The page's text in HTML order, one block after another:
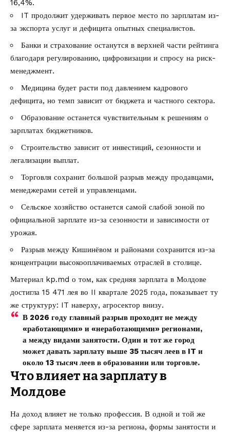
16,4%.
IT продолжит удерживать первое место по зарплатам из-
за экспорта услуг и дефицита опытных специалистов.
Банки и страхование останутся в верхней части рейтинга
благодаря регулированию, цифровизации и спросу на риск-
менеджмент.
Медицина будет расти под давлением кадрового
дефицита, но темп зависит от бюджета и частного сектора.
Образование останется чувствительным к решениям о
зарплатах бюджетников.
Строительство зависит от инвестиций, сезонности и
легализации выплат.
Торговля сохранит большой разрыв между продавцами,
менеджерами сетей и управленцами.
Сельское хозяйство останется самой слабой зоной по
официальной зарплате из-за сезонности и зависимости от
урожая.
Разрыв между Кишинёвом и районами сохранится из-за
концентрации высокооплачиваемых отраслей в столице.
Материал kp.md о том, как средняя зарплата в Молдове
достигла 15 471 лея во II квартале 2025 года, показывает ту
же структуру: IT наверху, агросектор внизу.
В 2026 году главный разрыв проходит не между
«работающими» и «неработающими» регионами,
а между видами занятости. Один и тот же город
может давать зарплату выше 35 тысяч леев в IT и
около 13 тысяч леев в образовании или торговле.
Что влияет на зарплату в
Молдове
На доход влияет не только профессия. В одной и той же
сфере зарплата меняется из-за региона, формы занятости и